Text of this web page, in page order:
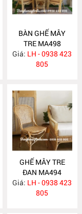
BÀN GHẾ MÂY
TRE MA498
Giá: LH - 0938 423
805
GHẾ MÂY TRE
ĐAN MA494
Giá: LH - 0938 423
805